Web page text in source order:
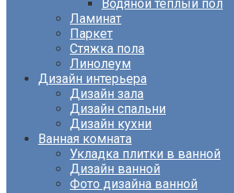
Водяной теплый пол
Ламинат
Паркет
Стяжка пола
Линолеум
Дизайн интерьера
Дизайн зала
Дизайн спальни
Дизайн кухни
Ванная комната
Укладка плитки в ванной
Дизайн ванной
Фото дизайна ванной